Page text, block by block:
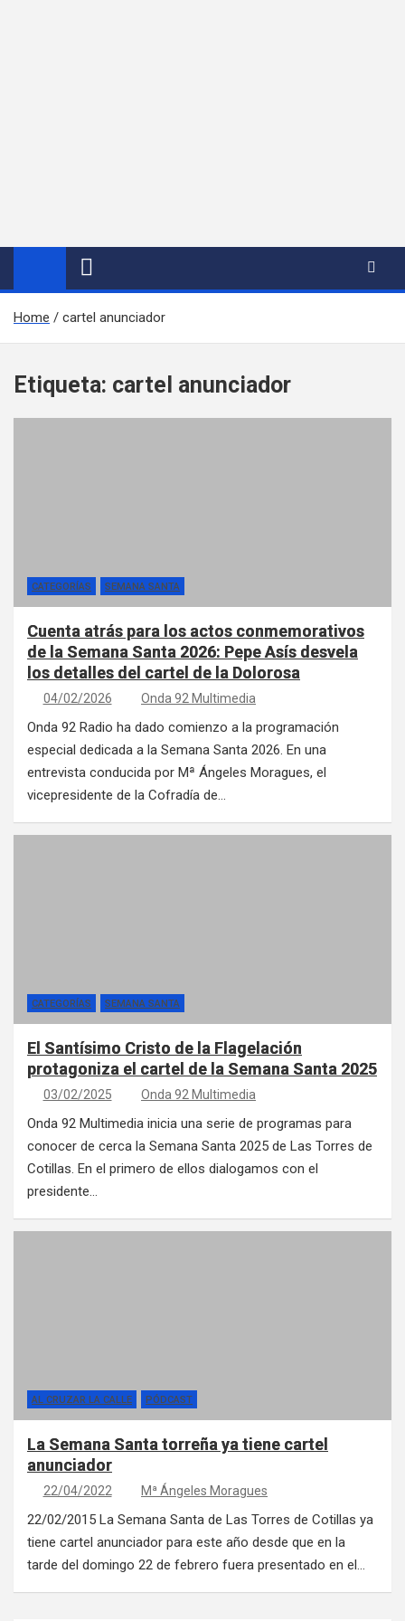
Home cartel anunciador
Etiqueta: cartel anunciador
CATEGORÍAS SEMANA SANTA
Cuenta atrás para los actos conmemorativos
de la Semana Santa 2026: Pepe Asís desvela
los detalles del cartel de la Dolorosa
04/02/2026 Onda 92 Multimedia
Onda 92 Radio ha dado comienzo a la programación
especial dedicada a la Semana Santa 2026. En una
entrevista conducida por Mª Ángeles Moragues, el
vicepresidente de la Cofradía de…
CATEGORÍAS SEMANA SANTA
El Santísimo Cristo de la Flagelación
protagoniza el cartel de la Semana Santa 2025
03/02/2025 Onda 92 Multimedia
Onda 92 Multimedia inicia una serie de programas para
conocer de cerca la Semana Santa 2025 de Las Torres de
Cotillas. En el primero de ellos dialogamos con el
presidente…
AL CRUZAR LA CALLE PÓDCAST
La Semana Santa torreña ya tiene cartel
anunciador
22/04/2022 Mª Ángeles Moragues
22/02/2015 La Semana Santa de Las Torres de Cotillas ya
tiene cartel anunciador para este año desde que en la
tarde del domingo 22 de febrero fuera presentado en el…